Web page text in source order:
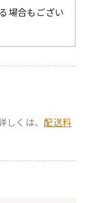
場合もござい
しくは、配送料